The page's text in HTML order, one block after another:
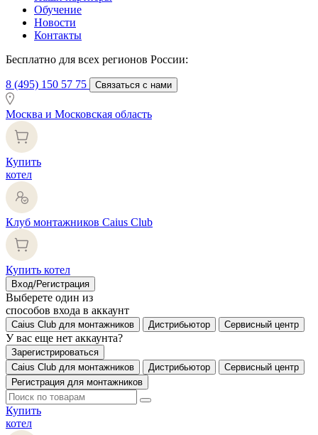
Обучение
Новости
Контакты
Бесплатно для всех регионов России:
8 (495) 150 57 75 Связаться с нами
Москва и Московская область
Купить
котел
Клуб монтажников Caius Club
Купить котел
Вход/Регистрация
Выберете один из
способов входа в аккаунт
Caius Club для монтажников Дистрибьютор Сервисный центр
У вас еще нет аккаунта?
Зарегистрироваться
Caius Club для монтажников
Дистрибьютор
Сервисный центр
Регистрация для монтажников
Купить
котел